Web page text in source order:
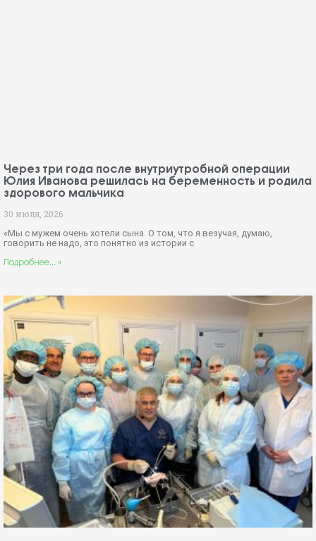
Через три года после внутриутробной операции
Юлия Иванова решилась на беременность и родила
здорового мальчика
30 июля, 2026
«Мы с мужем очень хотели сына. О том, что я везучая, думаю,
говорить не надо, это понятно из истории с
Подробнее... »